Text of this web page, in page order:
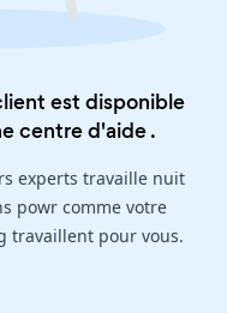
est disponible
centre d'aide.
experts travaille nuit
powr comme votre
travaillent pour vous.